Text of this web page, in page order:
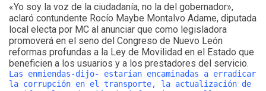
«Yo soy la voz de la ciudadanía, no la del gobernador»,
aclaró contundente Rocío Maybe Montalvo Adame, diputada
local electa por MC al anunciar que como legisladora
promoverá en el seno del Congreso de Nuevo León
reformas profundas a la Ley de Movilidad en el Estado que
beneficien a los usuarios y a los prestadores del servicio.
Las enmiendas-dijo- estarían encaminadas a erradicar
la corrupción en el transporte, la actualización de